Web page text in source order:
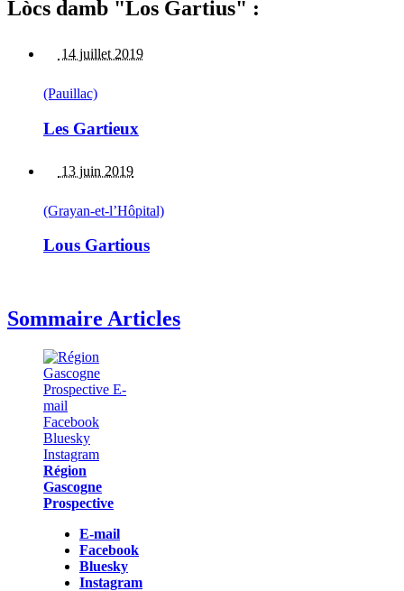
Lòcs damb "Los Gartius" :
14 juillet 2019
(Pauillac)
Les Gartieux
13 juin 2019
(Grayan-et-l’Hôpital)
Lous Gartious
Sommaire Articles
Région
Gascogne
Prospective
E-mail
Facebook
Bluesky
Instagram